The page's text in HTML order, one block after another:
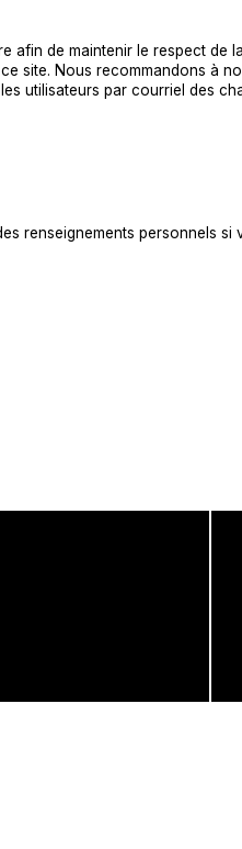
afin de maintenir le respect
site. Nous recommandons à
utilisateurs par courriel des
renseignements personnels